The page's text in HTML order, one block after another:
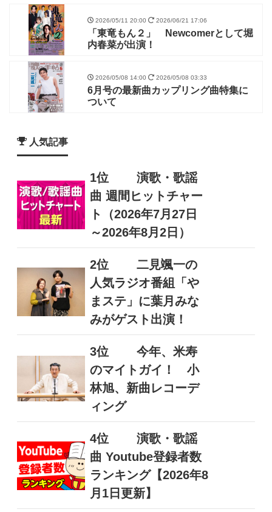
2026/05/11 20:00 2026/06/21 17:06
「東竜もん２」 Newcomerとして堀
内春菜が出演！
2026/05/08 14:00 2026/05/08 03:33
6月号の最新曲カップリング曲特集に
ついて
人気記事
1位
演歌・歌謡
曲 週間ヒットチャー
ト（2026年7月27日
～2026年8月2日）
2位
二見颯一の
人気ラジオ番組「や
まステ」に葉月みな
みがゲスト出演！
3位
今年、米寿
のマイトガイ！ 小
林旭、新曲レコーデ
ィング
4位
演歌・歌謡
曲 Youtube登録者数
ランキング【2026年8
月1日更新】